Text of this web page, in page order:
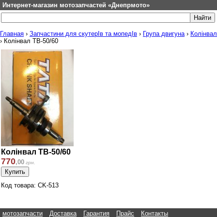
Интернет-магазин мотозапчастей «Днепрмото»
Главная › Запчастини для скутерІв та мопедІв › Група двигуна› Колінвал
› Колінвал TB-50/60
Колінвал TB-50/60
770,00 грн.
Код товара: CK-513
мотозапчасти Доставка Гарантия Прайс
Контакты